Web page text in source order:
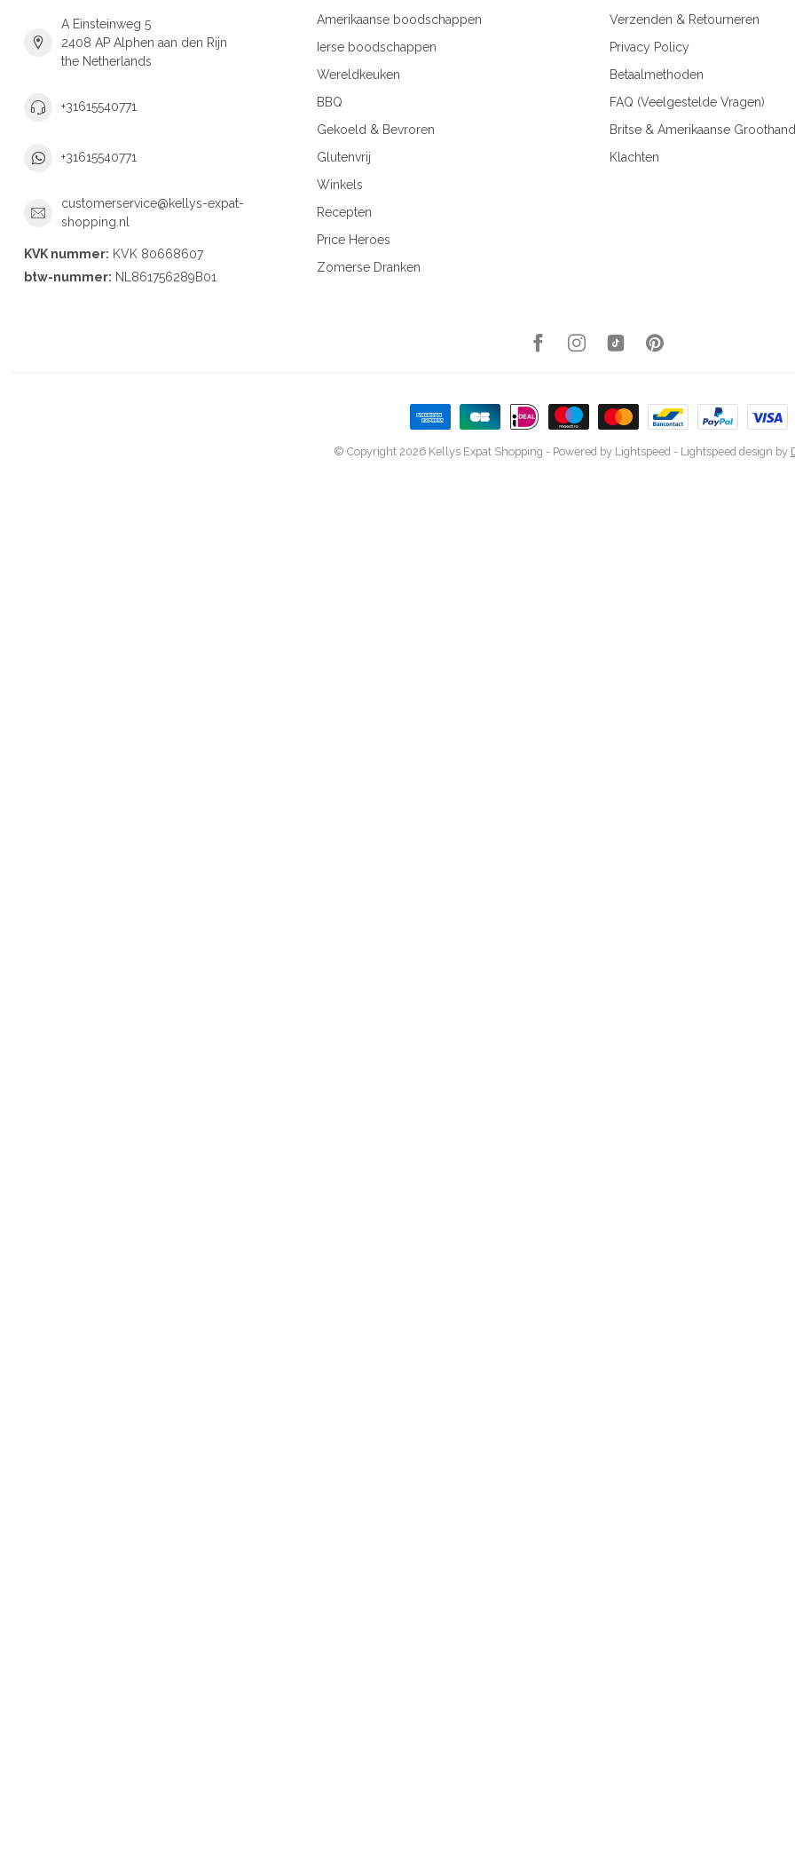
A Einsteinweg 5
2408 AP Alphen aan den Rijn
the Netherlands
+31615540771
+31615540771
customerservice@kellys-expat-
shopping.nl
KVK nummer: KVK 80668607
btw-nummer: NL861756289B01
Amerikaanse boodschappen
Ierse boodschappen
Wereldkeuken
BBQ
Gekoeld & Bevroren
Glutenvrij
Winkels
Recepten
Price Heroes
Zomerse Dranken
Verzenden & Retourneren
Privacy Policy
Betaalmethoden
FAQ (Veelgestelde Vragen)
Britse & Amerikaanse
Klachten
© Copyright 2026 Kellys Expat Shopping - Powered by Lightspeed - Lightspeed design by